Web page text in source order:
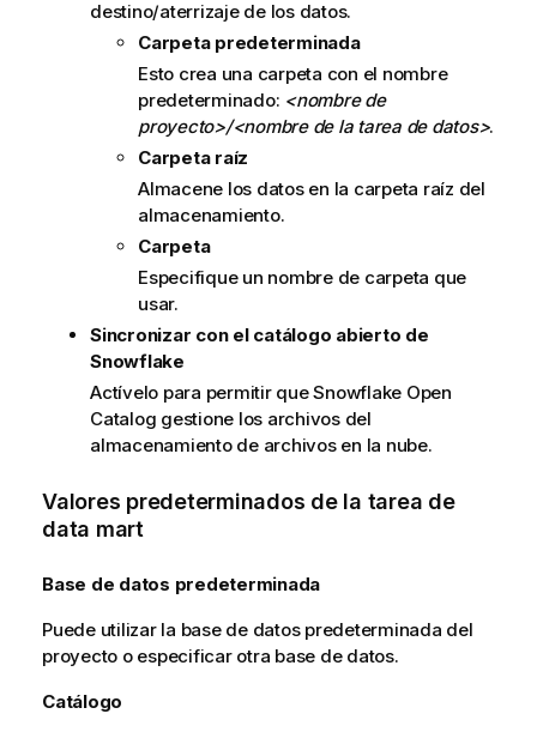
destino/aterrizaje de los datos.
Carpeta predeterminada
Esto crea una carpeta con el nombre
predeterminado: <nombre de
proyecto>/<nombre de la tarea de datos>.
Carpeta raíz
Almacene los datos en la carpeta raíz del
almacenamiento.
Carpeta
Especifique un nombre de carpeta que
usar.
Sincronizar con el catálogo abierto de
Snowflake
Actívelo para permitir que Snowflake Open
Catalog gestione los archivos del
almacenamiento de archivos en la nube.
Valores predeterminados de la tarea de
data mart
Base de datos predeterminada
Puede utilizar la base de datos predeterminada del
proyecto o especificar otra base de datos.
Catálogo